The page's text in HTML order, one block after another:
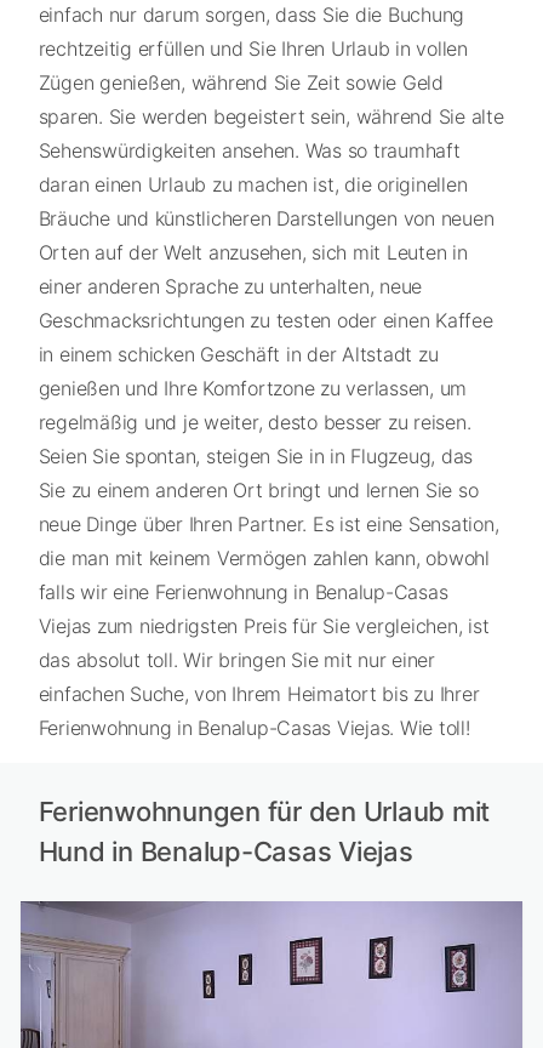
einfach nur darum sorgen, dass Sie die Buchung
rechtzeitig erfüllen und Sie Ihren Urlaub in vollen
Zügen genießen, während Sie Zeit sowie Geld
sparen. Sie werden begeistert sein, während Sie alte
Sehenswürdigkeiten ansehen. Was so traumhaft
daran einen Urlaub zu machen ist, die originellen
Bräuche und künstlicheren Darstellungen von neuen
Orten auf der Welt anzusehen, sich mit Leuten in
einer anderen Sprache zu unterhalten, neue
Geschmacksrichtungen zu testen oder einen Kaffee
in einem schicken Geschäft in der Altstadt zu
genießen und Ihre Komfortzone zu verlassen, um
regelmäßig und je weiter, desto besser zu reisen.
Seien Sie spontan, steigen Sie in in Flugzeug, das
Sie zu einem anderen Ort bringt und lernen Sie so
neue Dinge über Ihren Partner. Es ist eine Sensation,
die man mit keinem Vermögen zahlen kann, obwohl
falls wir eine Ferienwohnung in Benalup-Casas
Viejas zum niedrigsten Preis für Sie vergleichen, ist
das absolut toll. Wir bringen Sie mit nur einer
einfachen Suche, von Ihrem Heimatort bis zu Ihrer
Ferienwohnung in Benalup-Casas Viejas. Wie toll!
Ferienwohnungen für den Urlaub mit
Hund in Benalup-Casas Viejas